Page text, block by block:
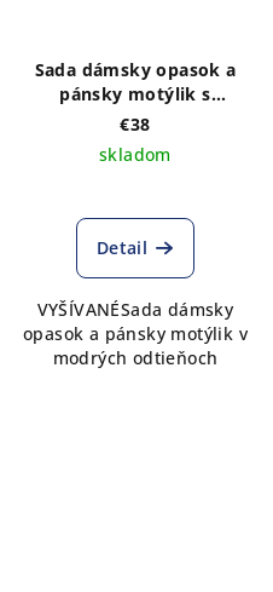
Sada dámsky opasok a
pánsky motýlik s
výšivkou Adam modré
€38
skladom
Detail
VYŠÍVANÉSada dámsky
opasok a pánsky motýlik v
modrých odtieňoch